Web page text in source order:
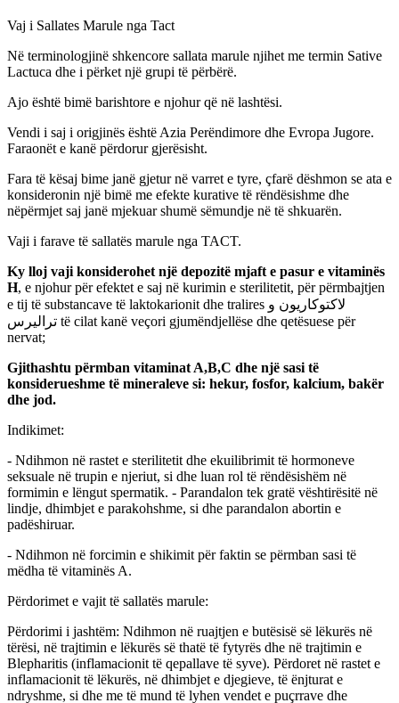
Vaj i Sallates Marule nga Tact
Në terminologjinë shkencore sallata marule njihet me termin Sative
Lactuca dhe i përket një grupi të përbërë.
Ajo është bimë barishtore e njohur që në lashtësi.
Vendi i saj i origjinës është Azia Perëndimore dhe Evropa Jugore.
Faraonët e kanë përdorur gjerësisht.
Fara të kësaj bime janë gjetur në varret e tyre, çfarë dëshmon se ata e
konsideronin një bimë me efekte kurative të rëndësishme dhe
nëpërmjet saj janë mjekuar shumë sëmundje në të shkuarën.
Vaji i farave të sallatës marule nga TACT.
Ky lloj vaji konsiderohet një depozitë mjaft e pasur e vitaminës
H, e njohur për efektet e saj në kurimin e sterilitetit, për përmbajtjen
e tij të substancave të laktokarionit dhe tralires لاكتوكاريون و
تراليرس të cilat kanë veçori gjumëndjellëse dhe qetësuese për
nervat;
Gjithashtu përmban vitaminat A,B,C dhe një sasi të
konsiderueshme të mineraleve si: hekur, fosfor, kalcium, bakër
dhe jod.
Indikimet:
- Ndihmon në rastet e sterilitetit dhe ekuilibrimit të hormoneve
seksuale në trupin e njeriut, si dhe luan rol të rëndësishëm në
formimin e lëngut spermatik. - Parandalon tek gratë vështirësitë në
lindje, dhimbjet e parakohshme, si dhe parandalon abortin e
padëshiruar.
- Ndihmon në forcimin e shikimit për faktin se përmban sasi të
mëdha të vitaminës A.
Përdorimet e vajit të sallatës marule:
Përdorimi i jashtëm: Ndihmon në ruajtjen e butësisë së lëkurës në
tërësi, në trajtimin e lëkurës së thatë të fytyrës dhe në trajtimin e
Blepharitis (inflamacionit të qepallave të syve). Përdoret në rastet e
inflamacionit të lëkurës, në dhimbjet e djegieve, të ënjturat e
ndryshme, si dhe me të mund të lyhen vendet e puçrrave dhe